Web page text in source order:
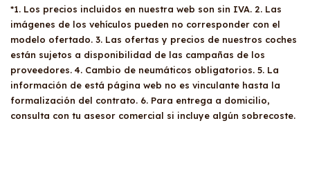
*1. Los precios incluidos en nuestra web son sin IVA. 2. Las
imágenes de los vehículos pueden no corresponder con el
modelo ofertado. 3. Las ofertas y precios de nuestros coches
están sujetos a disponibilidad de las campañas de los
proveedores. 4. Cambio de neumáticos obligatorios. 5. La
información de está página web no es vinculante hasta la
formalización del contrato. 6. Para entrega a domicilio,
consulta con tu asesor comercial si incluye algún sobrecoste.